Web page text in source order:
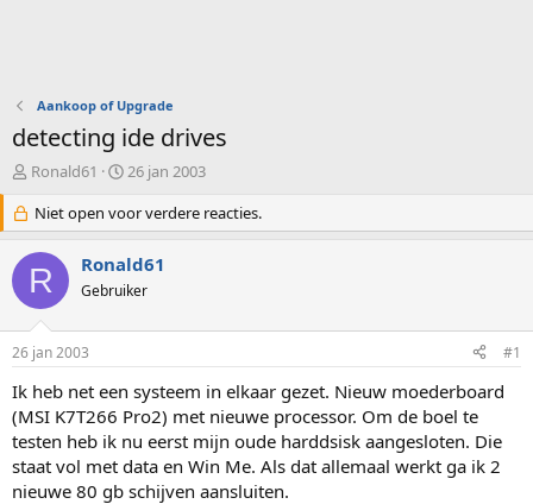
Aankoop of Upgrade
detecting ide drives
O
d
e
r
w
e
p
s
t
a
r
t
e
r
Ronald61
S
a
r
t
d
a
m
26 jan 2003
Niet open voor verdere reacties.
R Ronald61
Gebruiker
26 jan 2003 #1
Ik heb net een systeem in elkaar gezet. Nieuw moederboard
(MSI K7T266 Pro2) met nieuwe processor. Om de boel te
testen heb ik nu eerst mijn oude harddsisk aangesloten. Die
staat vol met data en Win Me. Als dat allemaal werkt ga ik 2
nieuwe 80 gb schijven aansluiten.